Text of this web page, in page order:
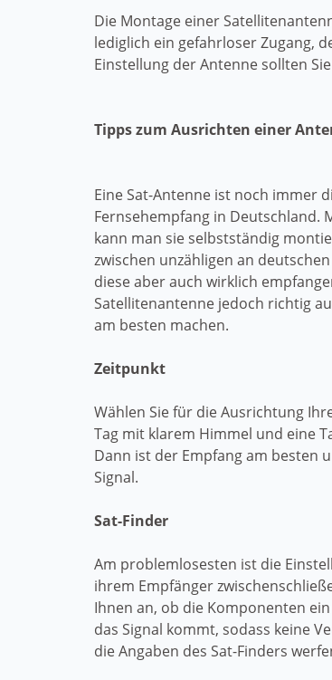
Die Montage einer
lediglich ein gefahrloser Zugang,
Einstellung der Antenne sollten
Tipps zum Ausrichten einer
Eine Sat-Antenne ist noch immer
Fernsehempfang in Deutschland.
kann man sie selbstständig
zwischen unzähligen an
diese aber auch wirklich
Satellitenantenne jedoch richtig
am besten machen.
Zeitpunkt
Wählen Sie für die Ausrichtung
Tag mit klarem Himmel und eine
Dann ist der Empfang am besten
Signal.
Sat-Finder
Am problemlosesten ist die
ihrem Empfänger
Ihnen an, ob die Komponenten
das Signal kommt, sodass keine
die Angaben des Sat-Finders